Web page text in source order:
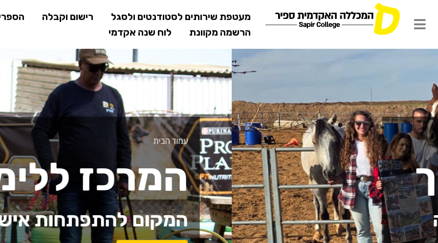
לתוכן
המרכזי
מעטפת שירותים לסטודנטים ולסגל רישום וקבלה
הרשמה מקוונת
לוח שנה אקדמי
המרכז ללימודי חוץ
עמוד הבית
המרכז ללימודי חוץ
המקום להתפתחות אישית, מקצועית ולבניית